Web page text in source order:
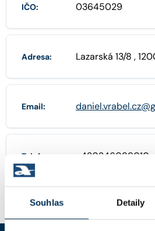
Souhlas Detaily
IČO: 03645029
Adresa: Lazarská 13/8 ,
Email:
Telefon: +420246089010